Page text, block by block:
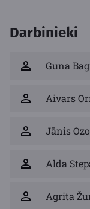
Darbinieki
Guna
Aivars
Jānis
Alda
Agrita